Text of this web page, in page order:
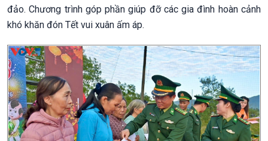
đảo. Chương trình góp phần giúp đỡ các gia đình hoàn cảnh
khó khăn đón Tết vui xuân ấm áp.